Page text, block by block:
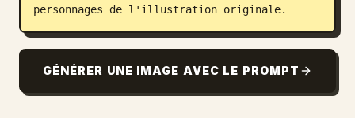
personnages de l'illustration originale.
GÉNÉRER UNE IMAGE AVEC LE PROMPT